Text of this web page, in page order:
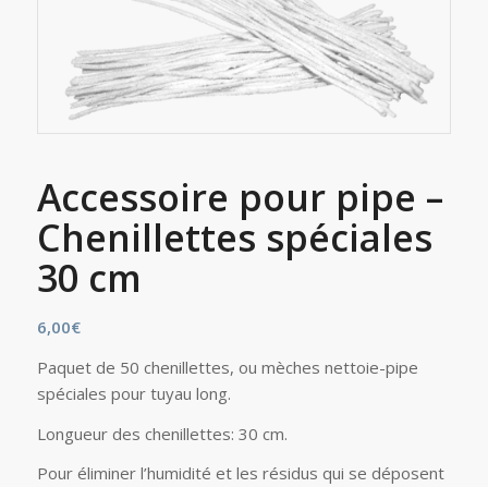
Accessoire pour pipe –
Chenillettes spéciales
30 cm
6,00€
Paquet de 50 chenillettes, ou mèches nettoie-pipe
spéciales pour tuyau long.
Longueur des chenillettes: 30 cm.
Pour éliminer l’humidité et les résidus qui se déposent